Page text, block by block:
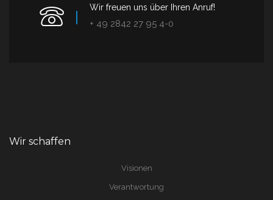
Wir freuen uns über Ihren Anruf!
+ 49 2842 27 95 4-0
Wir schaffen
Visionen
Verantwortung